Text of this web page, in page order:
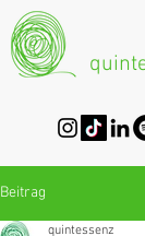
Beitrag
quintessenz